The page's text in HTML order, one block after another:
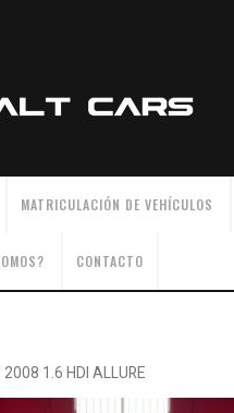
MATRICULACIÓN DE VEHÍCULOS
CONTACTO
2008 1.6 HDI ALLURE